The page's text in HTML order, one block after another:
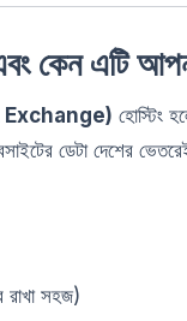
এটি
হোস্টিং
ডেটা দেশের
রাখা সহজ)